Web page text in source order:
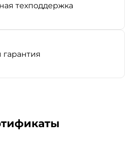
техподдержка